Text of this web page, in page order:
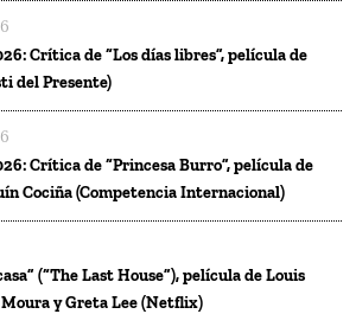
Crítica de “Los días libres”, película de
del Presente)
Crítica de “Princesa Burro”, película de
Cociña (Competencia Internacional)
(“The Last House”), película de Louis
y Greta Lee (Netflix)